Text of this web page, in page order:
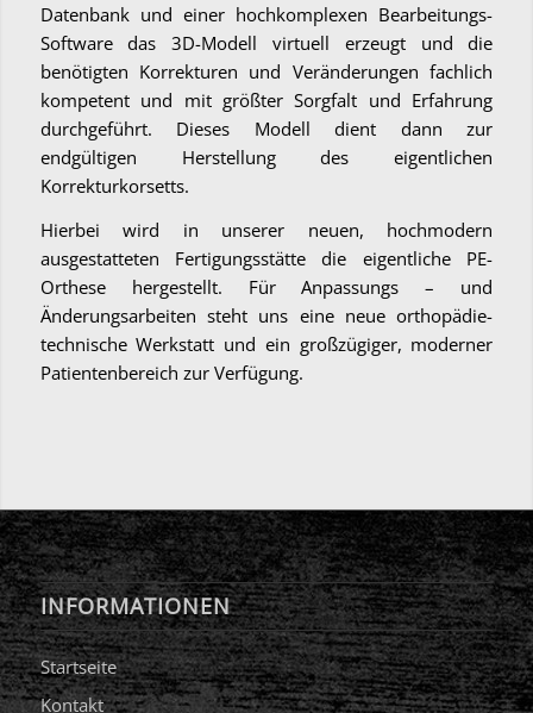
Datenbank und einer hochkomplexen Bearbeitungs-
Software das 3D-Modell virtuell erzeugt und die
benötigten Korrekturen und Veränderungen fachlich
kompetent und mit größter Sorgfalt und Erfahrung
durchgeführt. Dieses Modell dient dann zur
endgültigen Herstellung des eigentlichen
Korrekturkorsetts.
Hierbei wird in unserer neuen, hochmodern
ausgestatteten Fertigungsstätte die eigentliche PE-
Orthese hergestellt. Für Anpassungs – und
Änderungsarbeiten steht uns eine neue orthopädie-
technische Werkstatt und ein großzügiger, moderner
Patientenbereich zur Verfügung.
INFORMATIONEN
Startseite
Kontakt